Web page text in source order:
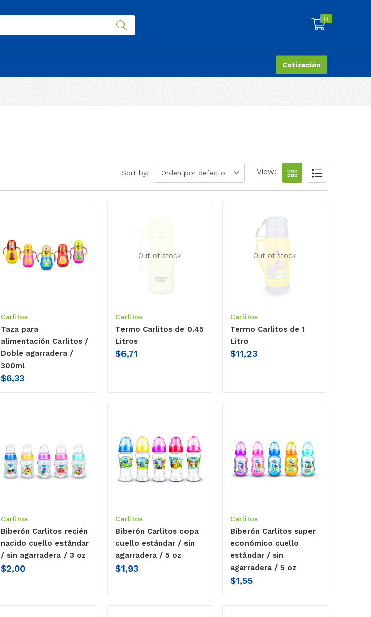
0
Cotización
Sort by: Orden por defecto View:
Carlitos
Taza para
alimentación Carlitos /
Doble agarradera /
300ml
$6,33
Out of stock
Carlitos
Termo Carlitos de 0.45
Litros
$6,71
Out of stock
Carlitos
Termo Carlitos de 1
Litro
$11,23
Carlitos
Biberón Carlitos recién
nacido cuello estándar
/ sin agarradera / 3 oz
$2,00
Carlitos
Biberón Carlitos copa
cuello estándar / sin
agarradera / 5 oz
$1,93
Carlitos
Biberón Carlitos super
económico cuello
estándar / sin
agarradera / 5 oz
$1,55